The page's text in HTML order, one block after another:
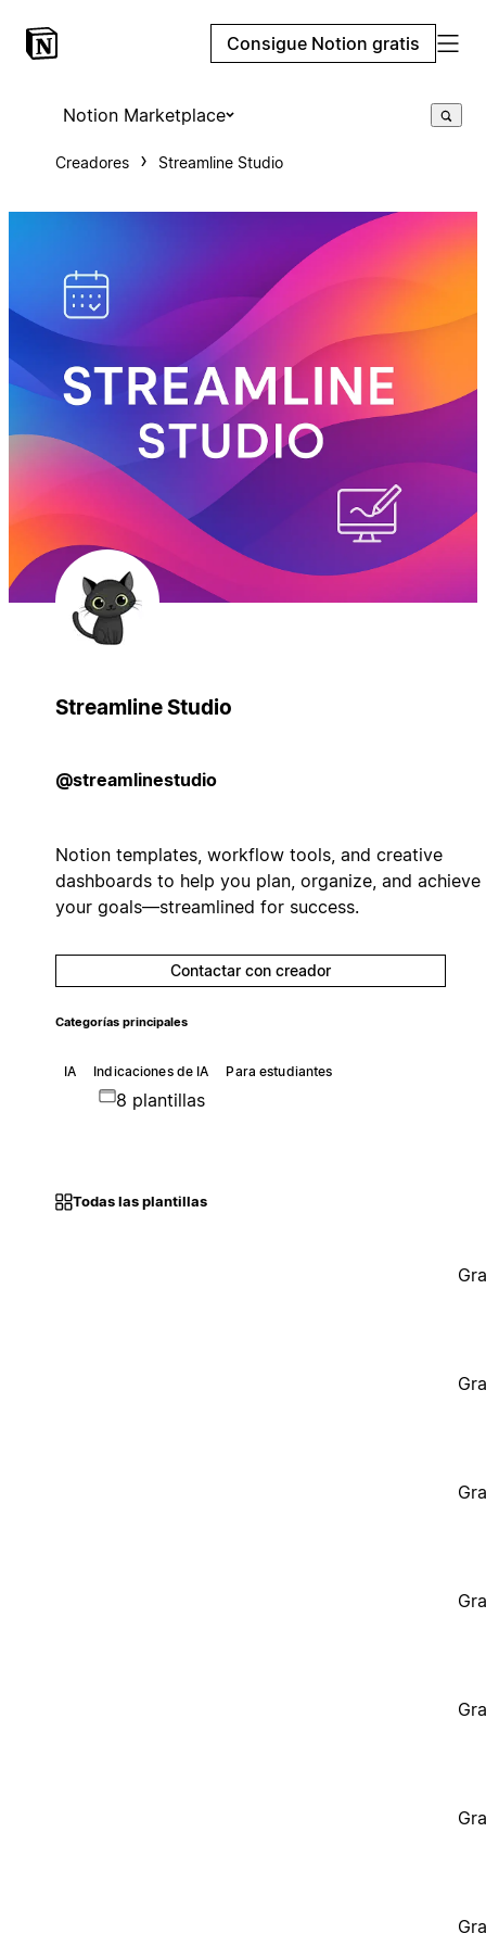
Consigue Notion gratis
Notion Marketplace
Creadores Streamline Studio
Streamline Studio
@streamlinestudio
Notion templates, workflow tools, and creative
dashboards to help you plan, organize, and achieve
your goals—streamlined for success.
Contactar con creador
Categorías principales
IA Indicaciones de IA Para estudiantes
8 plantillas
Todas las plantillas